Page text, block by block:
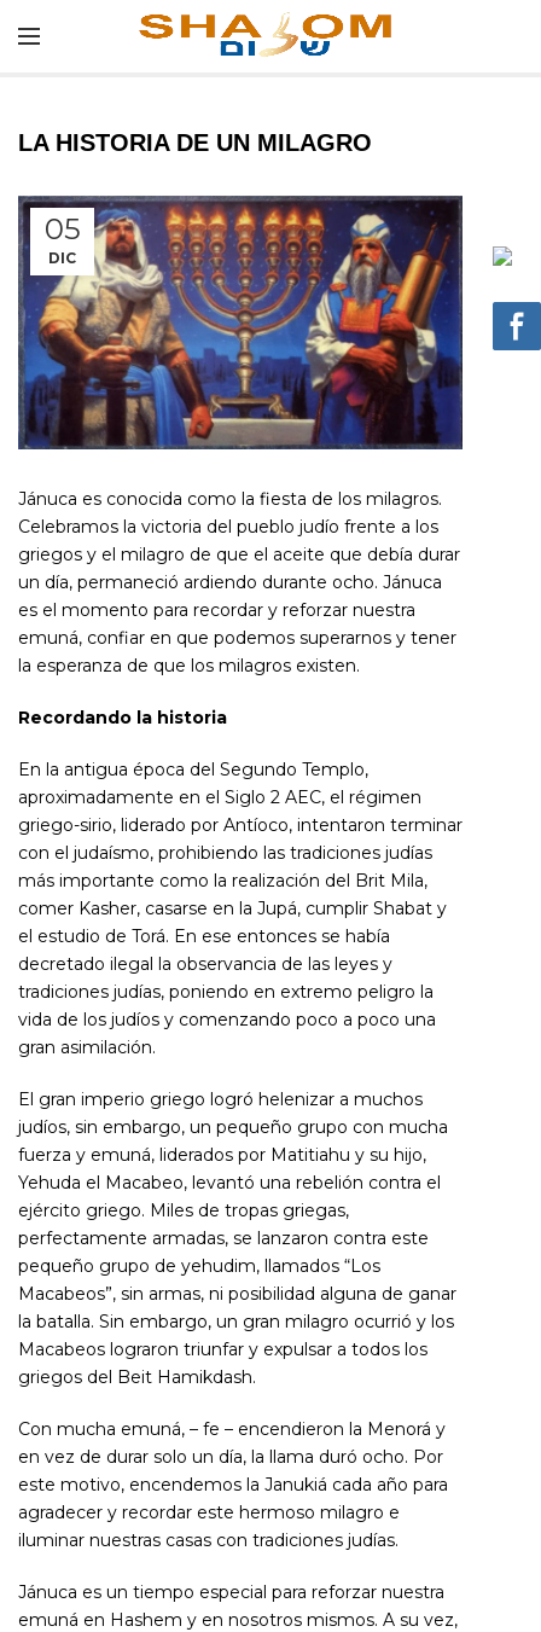
LA HISTORIA DE UN MILAGRO
05
DIC
Jánuca es conocida como la fiesta de los milagros.
Celebramos la victoria del pueblo judío frente a los
griegos y el milagro de que el aceite que debía durar
un día, permaneció ardiendo durante ocho. Jánuca
es el momento para recordar y reforzar nuestra
emuná, confiar en que podemos superarnos y tener
la esperanza de que los milagros existen.
Recordando la historia
En la antigua época del Segundo Templo,
aproximadamente en el Siglo 2 AEC, el régimen
griego-sirio, liderado por Antíoco, intentaron terminar
con el judaísmo, prohibiendo las tradiciones judías
más importante como la realización del Brit Mila,
comer Kasher, casarse en la Jupá, cumplir Shabat y
el estudio de Torá. En ese entonces se había
decretado ilegal la observancia de las leyes y
tradiciones judías, poniendo en extremo peligro la
vida de los judíos y comenzando poco a poco una
gran asimilación.
El gran imperio griego logró helenizar a muchos
judíos, sin embargo, un pequeño grupo con mucha
fuerza y emuná, liderados por Matitiahu y su hijo,
Yehuda el Macabeo, levantó una rebelión contra el
ejército griego. Miles de tropas griegas,
perfectamente armadas, se lanzaron contra este
pequeño grupo de yehudim, llamados “Los
Macabeos”, sin armas, ni posibilidad alguna de ganar
la batalla. Sin embargo, un gran milagro ocurrió y los
Macabeos lograron triunfar y expulsar a todos los
griegos del Beit Hamikdash.
Con mucha emuná, – fe – encendieron la Menorá y
en vez de durar solo un día, la llama duró ocho. Por
este motivo, encendemos la Janukiá cada año para
agradecer y recordar este hermoso milagro e
iluminar nuestras casas con tradiciones judías.
Jánuca es un tiempo especial para reforzar nuestra
emuná en Hashem y en nosotros mismos. A su vez,